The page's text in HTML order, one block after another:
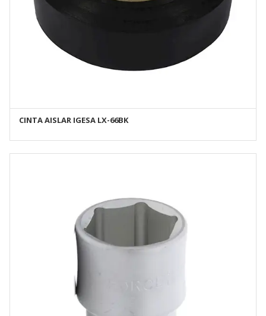
AÑADIR AL CARRITO
CINTA AISLAR IGESA LX-66BK